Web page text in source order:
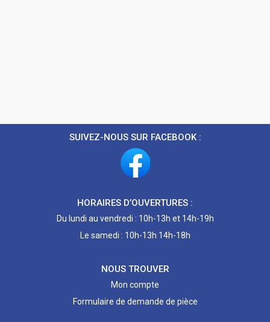
SUIVEZ-NOUS SUR FACEBOOK :
HORAIRES D’OUVERTURES :
Du lundi au vendredi : 10h-13h et 14h-19h
Le samedi : 10h-13h 14h-18h
NOUS TROUVER
Mon compte
Formulaire de demande de pièce